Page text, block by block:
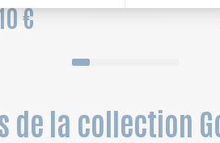
€
de la collection